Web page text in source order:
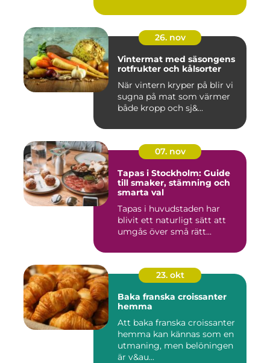
26. nov
Vintermat med säsongens
rotfrukter och kålsorter
När vintern kryper på blir vi
sugna på mat som värmer
både kropp och sj&...
07. nov
Tapas i Stockholm: Guide
till smaker, stämning och
smarta val
Tapas i huvudstaden har
blivit ett naturligt sätt att
umgås över små rätt...
23. okt
Baka franska croissanter
hemma
Att baka franska croissanter
hemma kan kännas som en
utmaning, men belöningen
är v&au...